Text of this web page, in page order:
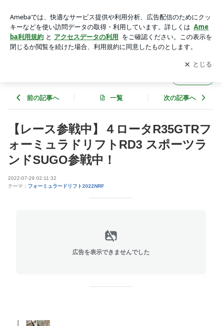
3 スポーツランドSUGO参戦中！ | nrf-tifariaのブログ
アプリをダウンロードして ブログの更新通知
を受け取りまし
ょう。
開く
前の記事へ 一覧 次の記事へ
【レース参戦中】４ロータR35GTRフ
ォーミュラドリフトRD3 スポーツラ
ンドSUGO参戦中！
2022-07-29 02:11:32
テーマ： フォーミュラードリフト2022NRF
広告を表示できませんでした